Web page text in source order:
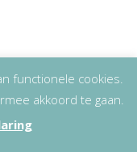
functionele cookies.
akkoord te gaan.